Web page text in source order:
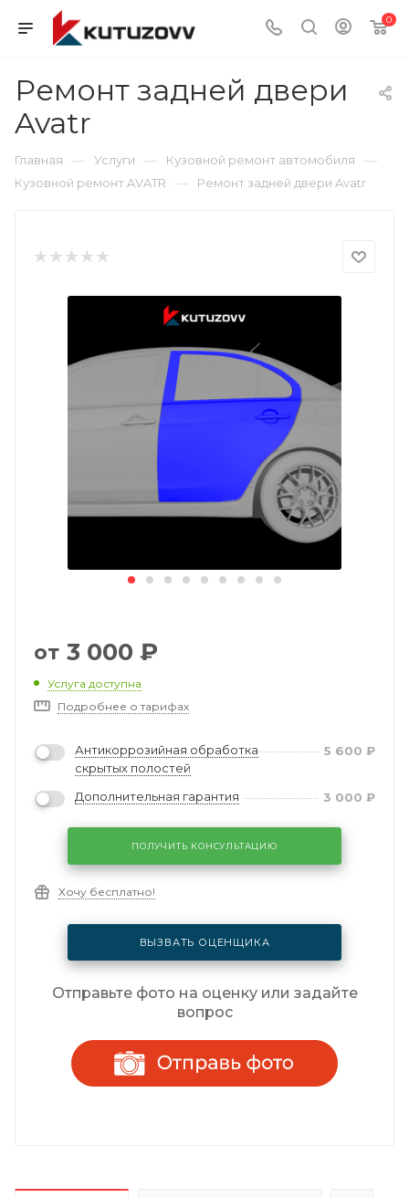
0
Ремонт задней двери
Avatr
Главная — Услуги — Кузовной ремонт автомобиля —
Кузовной ремонт AVATR — Ремонт задней двери Avatr
от 3 000 ₽
Услуга доступна
Подробнее о тарифах
Антикоррозийная обработка
скрытых полостей
5 600 ₽
Дополнительная гарантия 3 000 ₽
ПОЛУЧИТЬ КОНСУЛЬТАЦИЮ
Хочу бесплатно!
ВЫЗВАТЬ ОЦЕНЩИКА
Отправьте фото на оценку или задайте
вопрос